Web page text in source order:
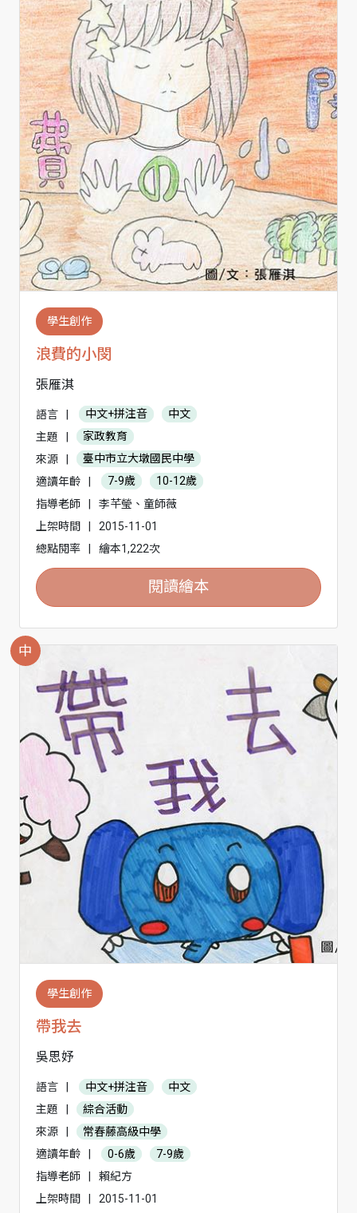
學生創作
浪費的小閔
張雁淇
語言 中文+拼注音
中文
主題
家政教育
來源
臺中市立大墩國民中學
適讀年齡
7-9歲
10-12歲
指導老師
李芊瑩、童師薇
上架時間
2015-11-01
總點閱率
繪本1,222次
閱讀繪本
中
學生創作
帶我去
吳思妤
語言 中文+拼注音
中文
主題
綜合活動
來源
常春藤高級中學
適讀年齡
0-6歲
7-9歲
指導老師
賴紀方
上架時間
2015-11-01